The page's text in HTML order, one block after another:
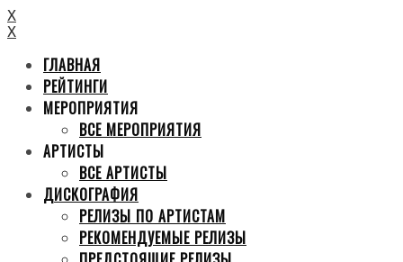
X
X
ГЛАВНАЯ
РЕЙТИНГИ
МЕРОПРИЯТИЯ
ВСЕ МЕРОПРИЯТИЯ
АРТИСТЫ
ВСЕ АРТИСТЫ
ДИСКОГРАФИЯ
РЕЛИЗЫ ПО АРТИСТАМ
РЕКОМЕНДУЕМЫЕ РЕЛИЗЫ